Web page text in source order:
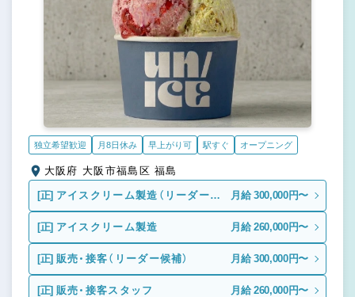
独立希望歓迎 月8日休み 早上がり可 駅すぐ オープニング
大阪府 大阪市福島区 福島
[正] アイスクリーム製造（リーダー候
補）
月給 300,000円〜
[正] アイスクリーム製造 月給 260,000円〜
[正] 販売・接客（リーダー候補） 月給 300,000円〜
[正] 販売・接客スタッフ 月給 260,000円〜